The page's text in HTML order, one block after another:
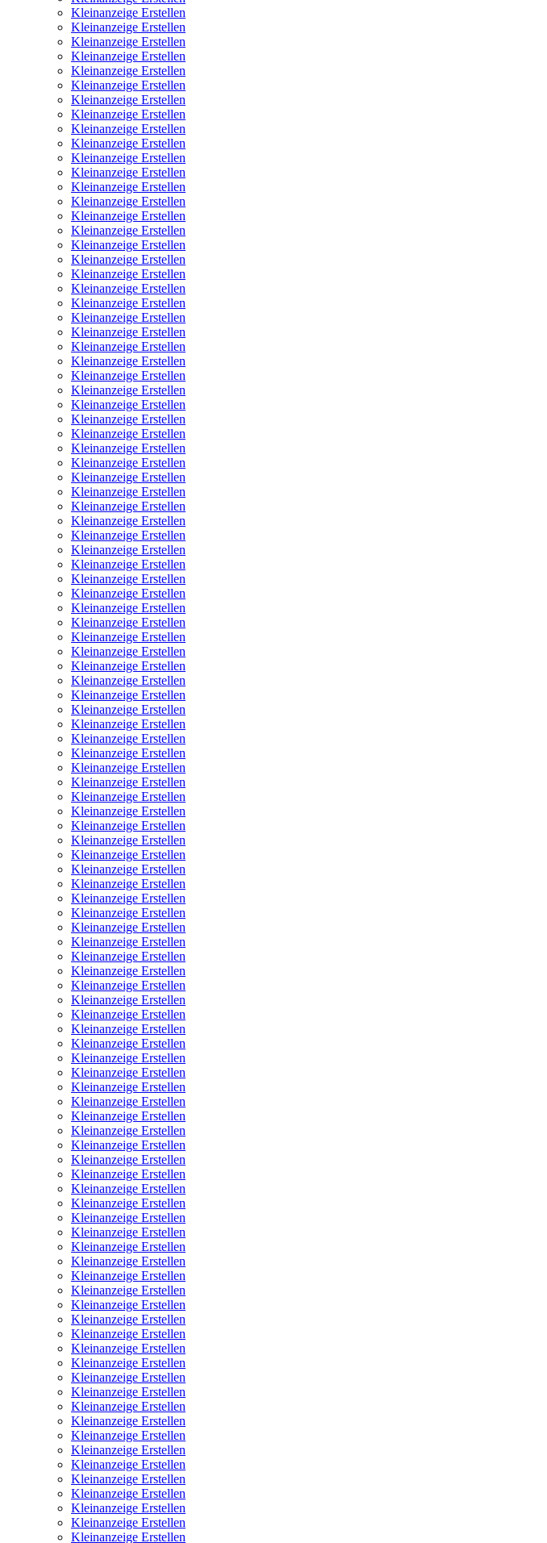
Kleinanzeige Erstellen
Kleinanzeige Erstellen
Kleinanzeige Erstellen
Kleinanzeige Erstellen
Kleinanzeige Erstellen
Kleinanzeige Erstellen
Kleinanzeige Erstellen
Kleinanzeige Erstellen
Kleinanzeige Erstellen
Kleinanzeige Erstellen
Kleinanzeige Erstellen
Kleinanzeige Erstellen
Kleinanzeige Erstellen
Kleinanzeige Erstellen
Kleinanzeige Erstellen
Kleinanzeige Erstellen
Kleinanzeige Erstellen
Kleinanzeige Erstellen
Kleinanzeige Erstellen
Kleinanzeige Erstellen
Kleinanzeige Erstellen
Kleinanzeige Erstellen
Kleinanzeige Erstellen
Kleinanzeige Erstellen
Kleinanzeige Erstellen
Kleinanzeige Erstellen
Kleinanzeige Erstellen
Kleinanzeige Erstellen
Kleinanzeige Erstellen
Kleinanzeige Erstellen
Kleinanzeige Erstellen
Kleinanzeige Erstellen
Kleinanzeige Erstellen
Kleinanzeige Erstellen
Kleinanzeige Erstellen
Kleinanzeige Erstellen
Kleinanzeige Erstellen
Kleinanzeige Erstellen
Kleinanzeige Erstellen
Kleinanzeige Erstellen
Kleinanzeige Erstellen
Kleinanzeige Erstellen
Kleinanzeige Erstellen
Kleinanzeige Erstellen
Kleinanzeige Erstellen
Kleinanzeige Erstellen
Kleinanzeige Erstellen
Kleinanzeige Erstellen
Kleinanzeige Erstellen
Kleinanzeige Erstellen
Kleinanzeige Erstellen
Kleinanzeige Erstellen
Kleinanzeige Erstellen
Kleinanzeige Erstellen
Kleinanzeige Erstellen
Kleinanzeige Erstellen
Kleinanzeige Erstellen
Kleinanzeige Erstellen
Kleinanzeige Erstellen
Kleinanzeige Erstellen
Kleinanzeige Erstellen
Kleinanzeige Erstellen
Kleinanzeige Erstellen
Kleinanzeige Erstellen
Kleinanzeige Erstellen
Kleinanzeige Erstellen
Kleinanzeige Erstellen
Kleinanzeige Erstellen
Kleinanzeige Erstellen
Kleinanzeige Erstellen
Kleinanzeige Erstellen
Kleinanzeige Erstellen
Kleinanzeige Erstellen
Kleinanzeige Erstellen
Kleinanzeige Erstellen
Kleinanzeige Erstellen
Kleinanzeige Erstellen
Kleinanzeige Erstellen
Kleinanzeige Erstellen
Kleinanzeige Erstellen
Kleinanzeige Erstellen
Kleinanzeige Erstellen
Kleinanzeige Erstellen
Kleinanzeige Erstellen
Kleinanzeige Erstellen
Kleinanzeige Erstellen
Kleinanzeige Erstellen
Kleinanzeige Erstellen
Kleinanzeige Erstellen
Kleinanzeige Erstellen
Kleinanzeige Erstellen
Kleinanzeige Erstellen
Kleinanzeige Erstellen
Kleinanzeige Erstellen
Kleinanzeige Erstellen
Kleinanzeige Erstellen
Kleinanzeige Erstellen
Kleinanzeige Erstellen
Kleinanzeige Erstellen
Kleinanzeige Erstellen
Kleinanzeige Erstellen
Kleinanzeige Erstellen
Kleinanzeige Erstellen
Kleinanzeige Erstellen
Kleinanzeige Erstellen
Kleinanzeige Erstellen